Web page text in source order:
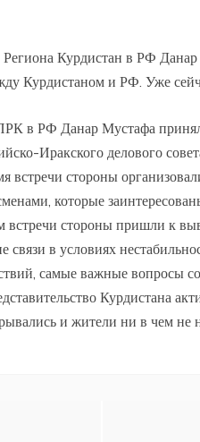
Региона Курдистан в РФ
Курдистаном и РФ. Уже
в РФ Данар Мустафа
Иракского делового
встречи стороны
которые
стороны пришли к
связи в условиях
самые важные вопросы
Курдистана
и жители ни в чем не